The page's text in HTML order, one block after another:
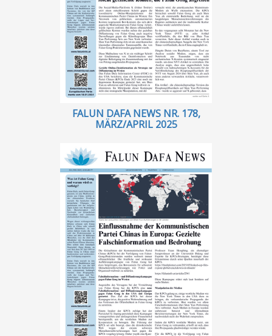
FALUN DAFA NEWS NR. 178,
MÄRZ/APRIL 2025